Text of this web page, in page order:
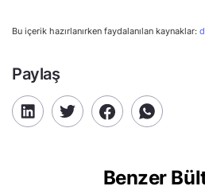
Bu içerik hazırlanırken faydalanılan kaynaklar:
Paylaş
Benzer